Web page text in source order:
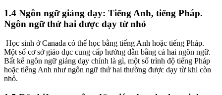
1.4 Ngôn ngữ giảng dạy: Tiếng Anh, tiếng Pháp.
Ngôn ngữ thứ hai được dạy từ nhỏ
Học sinh ở Canada có thể học bằng tiếng Anh hoặc tiếng Pháp.
Một số cơ sở giáo dục cung cấp hướng dẫn bằng cả hai ngôn ngữ.
Bất kể ngôn ngữ giảng dạy chính là gì, một số trình độ tiếng Pháp
hoặc tiếng Anh như ngôn ngữ thứ hai thường được dạy từ khi còn
nhỏ.